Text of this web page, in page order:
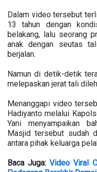
Dalam video tersebut
13 tahun dengan
belakang, lalu seorang
anak dengan seutas
berjalan.
Namun di detik-detik
melepaskan jerat tali
Menanggapi video
Hadiyanto melalui
Yani menyampaikan
Masjid tersebut sudah
antara pihak keluarga
Baca Juga:Video Viral